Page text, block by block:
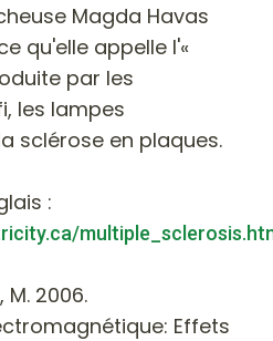
Magda Havas
qu'elle appelle l'«
par les
les lampes
sclérose en plaques.
:
2006.
Effets